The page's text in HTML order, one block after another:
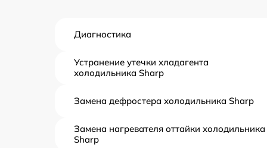
Диагностика
Устранение утечки хладагента
холодильника Sharp
Замена дефростера холодильника Sharp
Замена нагревателя оттайки холодильника
Sharp